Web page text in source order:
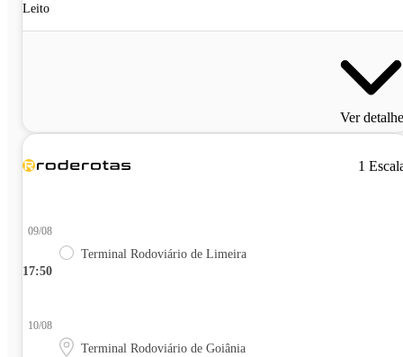
Leito
Ver
1
17:50
09/08
Terminal Rodoviário de Limeira
10/08
Terminal Rodoviário de Goiânia